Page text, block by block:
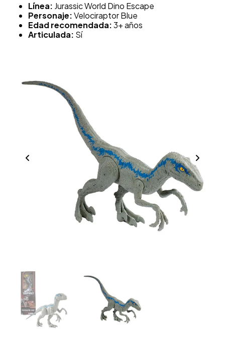
Línea: Jurassic World Dino Escape
Personaje:Velociraptor Blue
Edad recomendada:3+ años
Articulada: Sí